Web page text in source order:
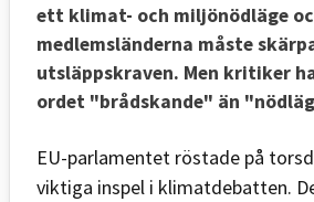
ett klimat- och miljönödläge
medlemsländerna måste
utsläppskraven. Men kritiker
ordet "brådskande" än
EU-parlamentet röstade på
viktiga inspel i klimatdebatten.